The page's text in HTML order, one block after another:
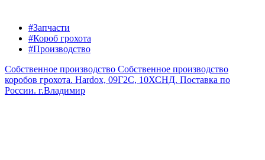
#Запчасти
#Короб грохота
#Производство
Собственное производство Собственное производство
коробов грохота. Hardox, 09Г2С, 10ХСНД. Поставка по
России. г.Владимир